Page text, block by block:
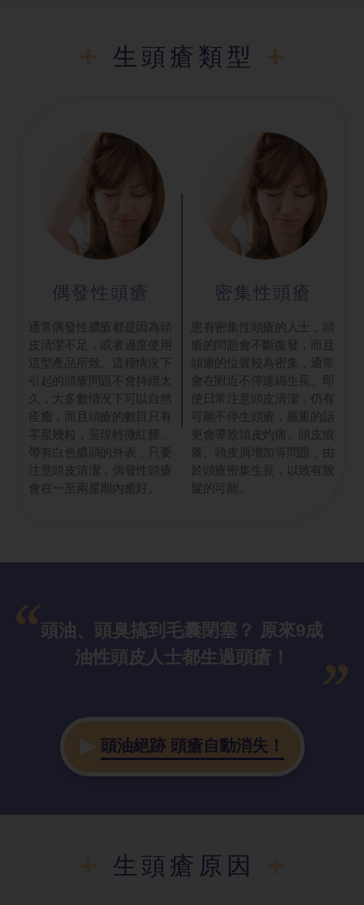
生頭瘡類型
偶發性頭瘡
通常偶發性膿瘡都是因為頭
皮清潔不足，或者過度使用
這型產品所致。這種情況下
引起的頭瘡問題不會持續太
久，大多數情況下可以自然
痊癒，而且頭瘡的數目只有
零星幾粒，呈現輕微紅腫、
帶有白色膿頭的外表，只要
注意頭皮清潔，偶發性頭瘡
會在一至兩星期內癒好。
密集性頭瘡
患有密集性頭瘡的人士，頭
瘡的問題會不斷復發，而且
頭瘡的位置較為密集，通常
會在附近不停連綿生長。即
使日常注意頭皮清潔，仍有
可能不停生頭瘡，嚴重的話
更會導致頭皮灼痛、頭皮痕
癢、頭皮屑增加等問題，由
於頭瘡密集生長，以致有脫
髮的可能。
頭油、頭臭搞到毛囊閉塞？ 原來9成
油性頭皮人士都生過頭瘡！
頭油絕跡 頭瘡自動消失！
生頭瘡原因